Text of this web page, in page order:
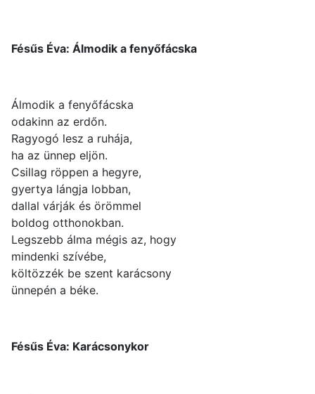
Fésűs Éva: Álmodik a fenyőfácska
Álmodik a fenyőfácska
odakinn az erdőn.
Ragyogó lesz a ruhája,
ha az ünnep eljön.
Csillag röppen a hegyre,
gyertya lángja lobban,
dallal várják és örömmel
boldog otthonokban.
Legszebb álma mégis az, hogy
mindenki szívébe,
költözzék be szent karácsony
ünnepén a béke.
Fésűs Éva: Karácsonykor